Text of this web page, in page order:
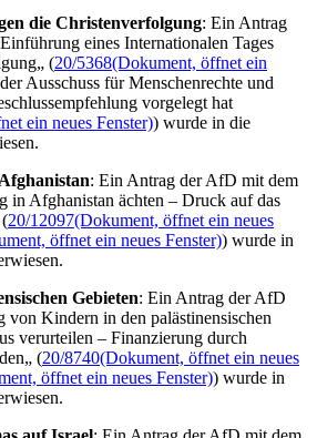
die Christenverfolgung: Ein Antrag
eines Internationalen Tages
(20/5368(Dokument, öffnet ein
Ausschuss für Menschenrechte und
vorgelegt hat
ein neues Fenster)) wurde in die
: Ein Antrag der AfD mit dem
in Afghanistan ächten – Druck auf das
20/12097(Dokument, öffnet ein neues
öffnet ein neues Fenster)) wurde in
Gebieten: Ein Antrag der AfD
von Kindern in den palästinensischen
verurteilen – Finanzierung durch
(20/8740(Dokument, öffnet ein neues
öffnet ein neues Fenster)) wurde in